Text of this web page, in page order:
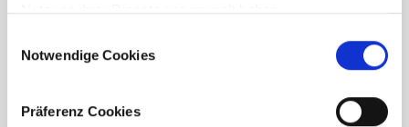
Nutzung ihrer Dienste gesammelt haben.
Selection
Notwendige Cookies
Präferenz Cookies